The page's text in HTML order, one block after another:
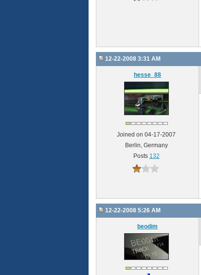
12-22-2008 3:31 AM
hesse_88
Joined on 04-17-2007
Berlin, Germany
Posts 132
12-22-2008 5:26 AM
beodim